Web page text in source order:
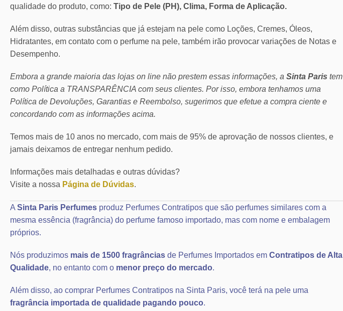
qualidade do produto, como: Tipo de Pele (PH), Clima, Forma de Aplicação.
Além disso, outras substâncias que já estejam na pele como Loções, Cremes, Óleos,
Hidratantes, em contato com o perfume na pele, também irão provocar variações de Notas e
Desempenho.
Embora a grande maioria das lojas on line não prestem essas informações, a Sinta Paris tem
como Política a TRANSPARÊNCIA com seus clientes. Por isso, embora tenhamos uma
Política de Devoluções, Garantias e Reembolso, sugerimos que efetue a compra ciente e
concordando com as informações acima.
Temos mais de 10 anos no mercado, com mais de 95% de aprovação de nossos clientes, e
jamais deixamos de entregar nenhum pedido.
Informações mais detalhadas e outras dúvidas?
Visite a nossa Página de Dúvidas.
A Sinta Paris Perfumes produz Perfumes Contratipos que são perfumes similares com a
mesma essência (fragrância) do perfume famoso importado, mas com nome e embalagem
próprios.
Nós produzimos mais de 1500 fragrâncias de Perfumes Importados em Contratipos de Alta
Qualidade, no entanto com o menor preço do mercado.
Além disso, ao comprar Perfumes Contratipos na Sinta Paris, você terá na pele uma
fragrância importada de qualidade pagando pouco.